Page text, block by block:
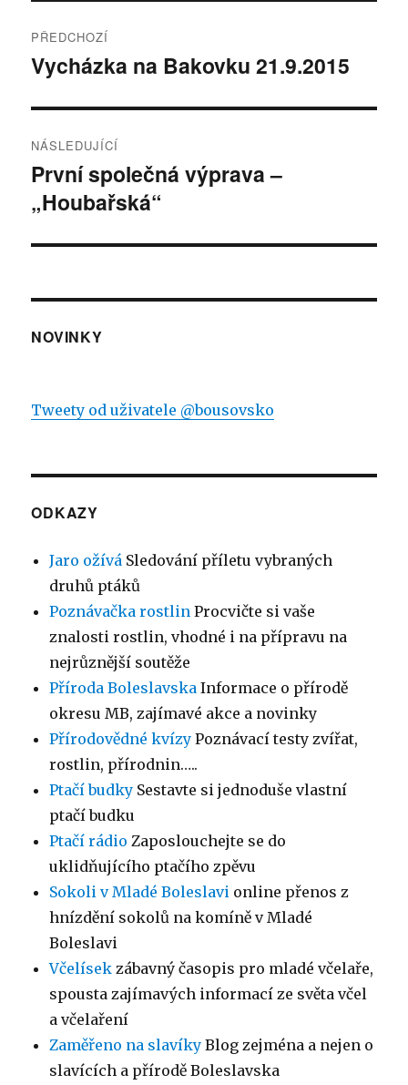
pro
PŘEDCHOZÍ
Předchozí
Vycházka na Bakovku 21.9.2015
NÁSLEDUJÍCÍ
Následující
příspěvek:
První společná výprava –
„Houbařská“
NOVINKY
Tweety od uživatele @bousovsko
ODKAZY
Jaro ožívá Sledování příletu vybraných
druhů ptáků
Poznávačka rostlin Procvičte si vaše
znalosti rostlin, vhodné i na přípravu na
nejrůznější soutěže
Příroda Boleslavska Informace o přírodě
okresu MB, zajímavé akce a novinky
Přírodovědné kvízy Poznávací testy zvířat,
rostlin, přírodnin…..
Ptačí budky Sestavte si jednoduše vlastní
ptačí budku
Ptačí rádio Zaposlouchejte se do
uklidňujícího ptačího zpěvu
Sokoli v Mladé Boleslavi online přenos z
hnízdění sokolů na komíně v Mladé
Boleslavi
Včelísek zábavný časopis pro mladé včelaře,
spousta zajímavých informací ze světa včel
a včelaření
Zaměřeno na slavíky Blog zejména a nejen o
slavících a přírodě Boleslavska